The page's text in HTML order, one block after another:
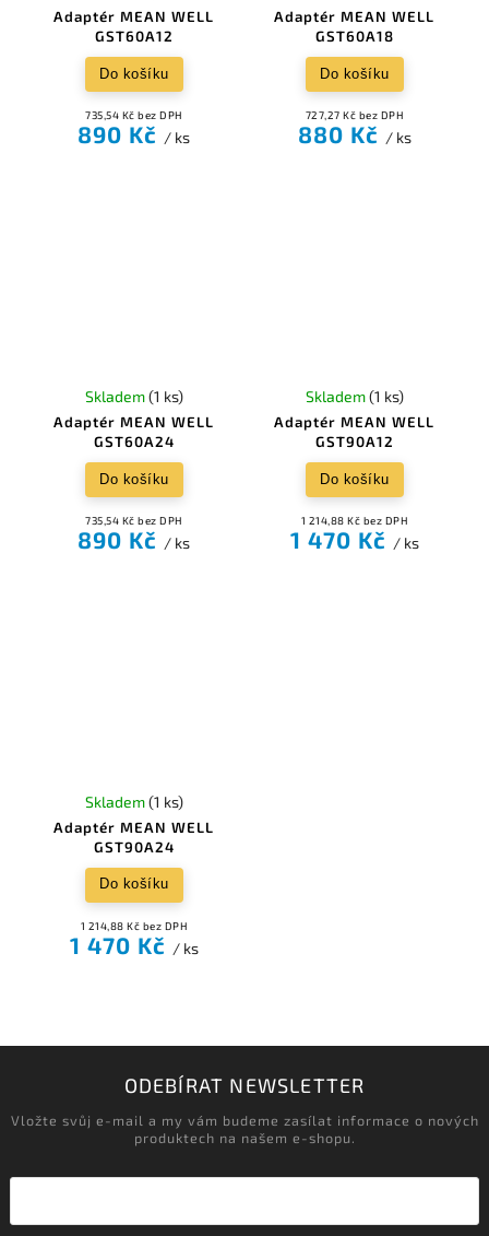
Adaptér MEAN WELL
GST60A12
735,54 Kč bez DPH
890 Kč / ks
Do košíku
Adaptér MEAN WELL
GST60A18
727,27 Kč bez DPH
880 Kč / ks
Do košíku
Adaptér MEAN WELL
GST60A24
Skladem(1 ks)
735,54 Kč bez DPH
890 Kč / ks
Do košíku
Adaptér MEAN WELL
GST90A12
Skladem(1 ks)
1 214,88 Kč bez DPH
1 470 Kč / ks
Do košíku
Adaptér MEAN WELL
GST90A24
Skladem(1 ks)
1 214,88 Kč bez DPH
1 470 Kč / ks
Do košíku
ODEBÍRAT NEWSLETTER
Vložte svůj e-mail a my vám budeme zasílat informace o nových
produktech na našem e-shopu.